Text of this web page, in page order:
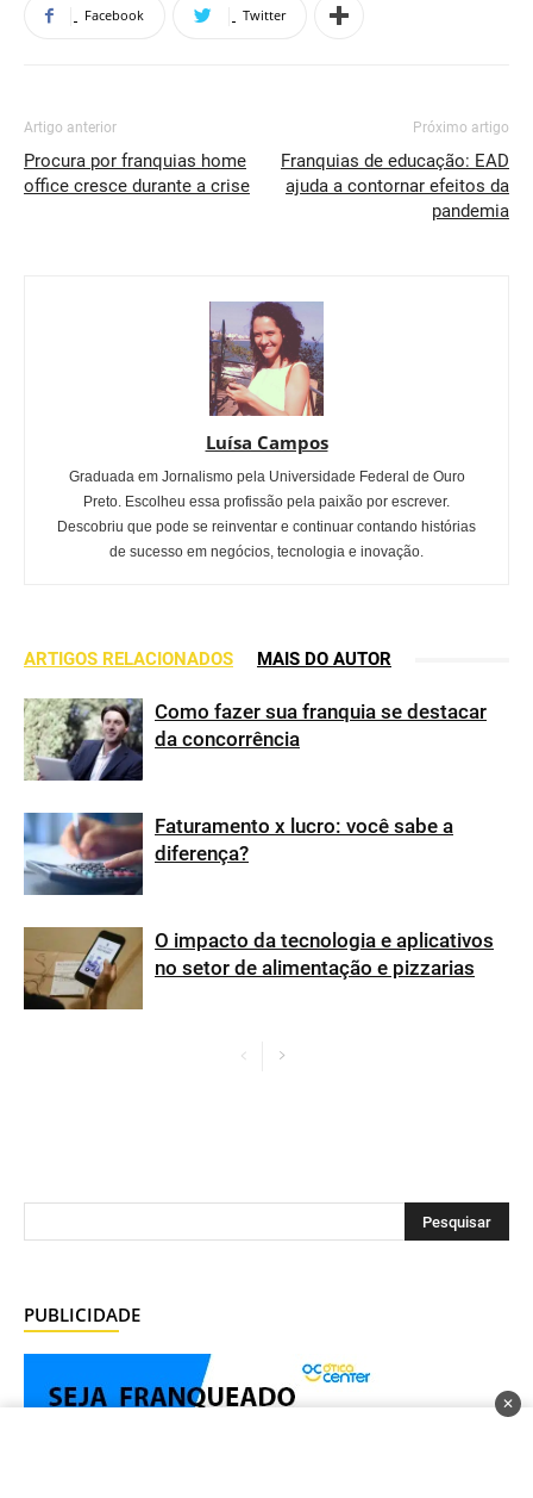
Facebook Twitter
Artigo anterior
Procura por franquias home
office cresce durante a crise
Próximo artigo
Franquias de educação: EAD
ajuda a contornar efeitos da
pandemia
Luísa Campos
Graduada em Jornalismo pela Universidade Federal de Ouro
Preto. Escolheu essa profissão pela paixão por escrever.
Descobriu que pode se reinventar e continuar contando histórias
de sucesso em negócios, tecnologia e inovação.
ARTIGOS RELACIONADOS MAIS DO AUTOR
Como fazer sua franquia se destacar
da concorrência
Faturamento x lucro: você sabe a
diferença?
O impacto da tecnologia e aplicativos
no setor de alimentação e pizzarias
PUBLICIDADE
✕